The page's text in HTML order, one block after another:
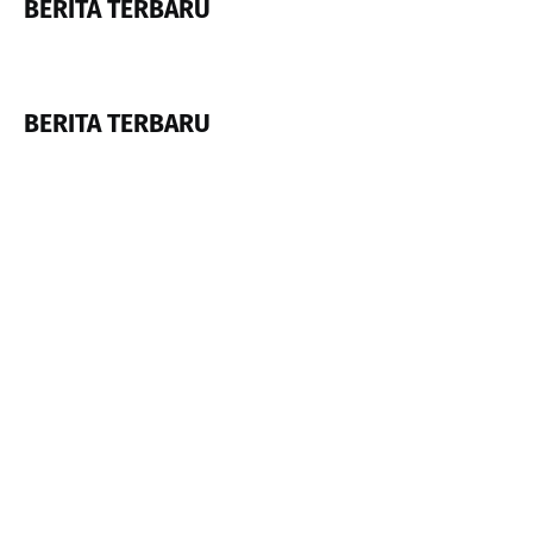
BERITA TERBARU
BERITA TERBARU